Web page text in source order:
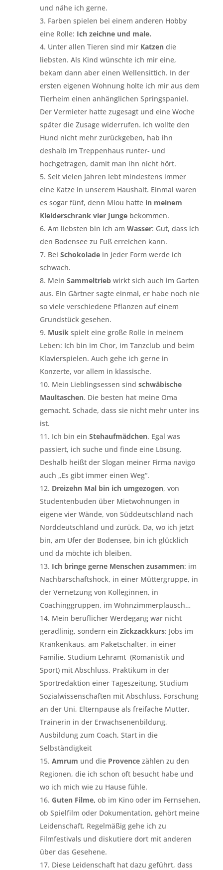
und nähe ich gerne.
Farben spielen bei einem anderen Hobby
eine Rolle: Ich zeichne und male.
Unter allen Tieren sind mir Katzendie
liebsten. Als Kind wünschte ich mir eine,
bekam dann aber einen Wellensittich. In der
ersten eigenen Wohnung holte ich mir aus dem
Tierheim einen anhänglichen Springspaniel.
Der Vermieter hatte zugesagt und eine Woche
später die Zusage widerrufen. Ich wollte den
Hund nicht mehr zurückgeben, hab ihn
deshalb im Treppenhaus runter- und
hochgetragen, damit man ihn nicht hört.
Seit vielen Jahren lebt mindestens immer
eine Katze in unserem Haushalt. Einmal waren
es sogar fünf, denn Miou hatte in meinem
Kleiderschrank vier Jungebekommen.
Am liebsten bin ich am Wasser: Gut, dass ich
den Bodensee zu Fuß erreichen kann.
Bei Schokoladein jeder Form werde ich
schwach.
Mein Sammeltriebwirkt sich auch im Garten
aus. Ein Gärtner sagte einmal, er habe noch nie
so viele verschiedene Pflanzen auf einem
Grundstück gesehen.
Musikspielt eine große Rolle in meinem
Leben: Ich bin im Chor, im Tanzclub und beim
Klavierspielen. Auch gehe ich gerne in
Konzerte, vor allem in klassische.
Mein Lieblingsessen sind schwäbische
Maultaschen. Die besten hat meine Oma
gemacht. Schade, dass sie nicht mehr unter ins
ist.
Ich bin ein Stehaufmädchen. Egal was
passiert, ich suche und finde eine Lösung.
Deshalb heißt der Slogan meiner Firma navigo
auch „Es gibt immer einen Weg“.
Dreizehn Mal bin ich umgezogen, von
Studentenbuden über Mietwohnungen in
eigene vier Wände, von Süddeutschland nach
Norddeutschland und zurück. Da, wo ich jetzt
bin, am Ufer der Bodensee, bin ich glücklich
und da möchte ich bleiben.
Ich bringe gerne Menschen zusammen: im
Nachbarschaftshock, in einer Müttergruppe, in
der Vernetzung von Kolleginnen, in
Coachinggruppen, im Wohnzimmerplausch…
Mein beruflicher Werdegang war nicht
geradlinig, sondern ein Zickzackkurs: Jobs im
Krankenkaus, am Paketschalter, in einer
Familie, Studium Lehramt (Romanistik und
Sport) mit Abschluss, Praktikum in der
Sportredaktion einer Tageszeitung, Studium
Sozialwissenschaften mit Abschluss, Forschung
an der Uni, Elternpause als freifache Mutter,
Trainerin in der Erwachsenenbildung,
Ausbildung zum Coach, Start in die
Selbständigkeit
Amrum und die Provencezählen zu den
Regionen, die ich schon oft besucht habe und
wo ich mich wie zu Hause fühle.
Guten Filme, ob im Kino oder im Fernsehen,
ob Spielfilm oder Dokumentation, gehört meine
Leidenschaft. Regelmäßig gehe ich zu
Filmfestivals und diskutiere dort mit anderen
über das Gesehene.
Diese Leidenschaft hat dazu geführt, dass